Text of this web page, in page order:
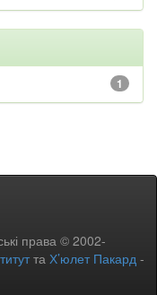
1
права © 2002-
та Х’юлет Пакард -